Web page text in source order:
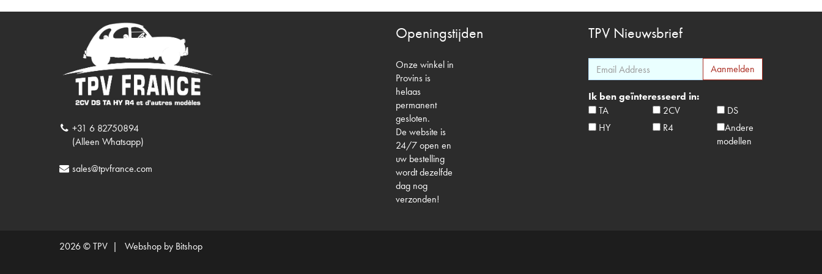
+31 6 82750894
(Alleen Whatsapp)
sales@tpvfrance.com
Openingstijden
Onze winkel in
Provins is
helaas
permanent
gesloten.
De website is
24/7 open en
uw bestelling
wordt dezelfde
dag nog
verzonden!
TPV Nieuwsbrief
Ik ben geïnteresseerd in:
TA
2CV
DS
HY
R4
Andere
modellen
2026 © TPV | Webshop by Bitshop